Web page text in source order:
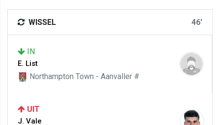
WISSEL 46'
IN
E. List
Northampton Town - Aanvaller #
UIT
J. Vale